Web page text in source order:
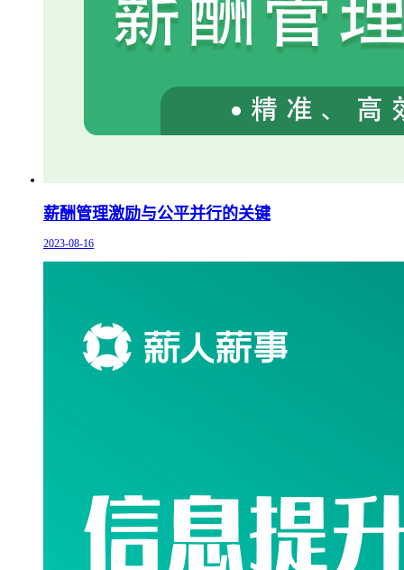
薪酬管理激励与公平并行的关键
2023-08-16